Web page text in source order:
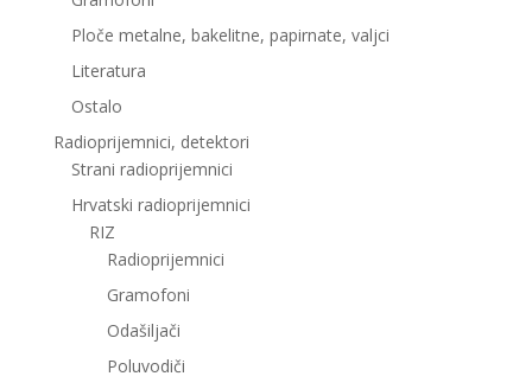
Ploče metalne, bakelitne, papirnate, valjci
Literatura
Ostalo
Radioprijemnici, detektori
Strani radioprijemnici
Hrvatski radioprijemnici
RIZ
Radioprijemnici
Gramofoni
Odašiljači
Poluvodiči